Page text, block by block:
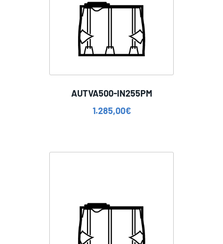
AUTVA500-IN255PM
1.285,00€